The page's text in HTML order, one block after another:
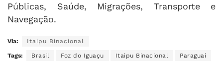
Públicas, Saúde, Migrações, Transporte e
Navegação.
Via: Itaipu Binacional
Tags: Brasil Foz do Iguaçu Itaipu Binacional Paraguai